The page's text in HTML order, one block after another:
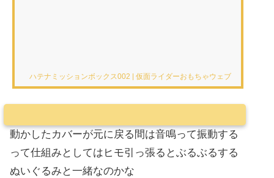
ハテナミッションボックス002 | 仮面ライダーおもちゃウェブ | バンダイ
動かしたカバーが元に戻る間は音鳴って振動する
って仕組みとしてはヒモ引っ張るとぶるぶるする
ぬいぐるみと一緒なのかな